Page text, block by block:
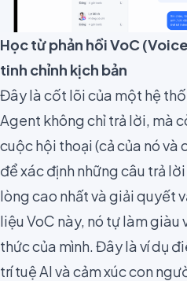
Học từ phản hồi VoC
tinh chỉnh kịch bản
Đây là cốt lõi của một hệ
Agent không chỉ trả lời, mà
cuộc hội thoại (cả của nó và
để xác định những câu trả
lòng cao nhất và giải quyết
liệu VoC này, nó tự làm giàu
thức của mình. Đây là ví dụ
trí tuệ AI và cảm xúc con